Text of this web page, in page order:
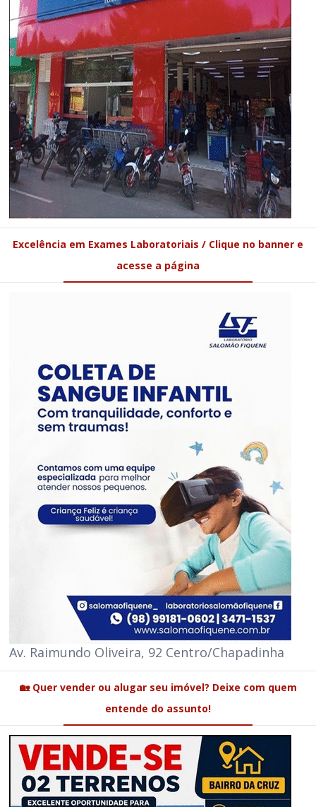
Excelência em Exames Laboratoriais / Clique no banner e
acesse a página
Av. Raimundo Oliveira, 92 Centro/Chapadinha
🏡 Quer vender ou alugar seu imóvel? Deixe com quem
entende do assunto!